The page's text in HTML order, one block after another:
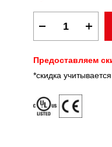
Предоставляем
*скидка